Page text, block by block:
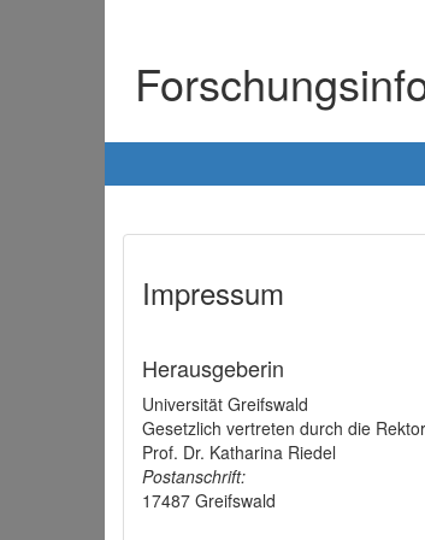
Impressum
Herausgeberin
Universität Greifswald
Gesetzlich vertreten durch die
Prof. Dr. Katharina Riedel
Postanschrift:
17487 Greifswald